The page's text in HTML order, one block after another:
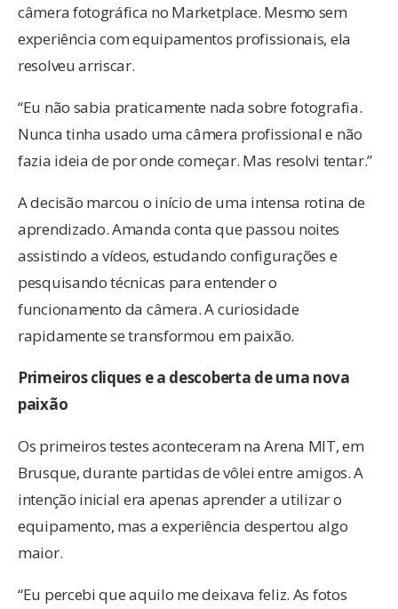
câmera fotográfica no Marketplace. Mesmo sem
experiência com equipamentos profissionais, ela
resolveu arriscar.
“Eu não sabia praticamente nada sobre fotografia.
Nunca tinha usado uma câmera profissional e não
fazia ideia de por onde começar. Mas resolvi tentar.”
A decisão marcou o início de uma intensa rotina de
aprendizado. Amanda conta que passou noites
assistindo a vídeos, estudando configurações e
pesquisando técnicas para entender o
funcionamento da câmera. A curiosidade
rapidamente se transformou em paixão.
Primeiros cliques e a descoberta de uma nova
paixão
Os primeiros testes aconteceram na Arena MIT, em
Brusque, durante partidas de vôlei entre amigos. A
intenção inicial era apenas aprender a utilizar o
equipamento, mas a experiência despertou algo
maior.
“Eu percebi que aquilo me deixava feliz. As fotos